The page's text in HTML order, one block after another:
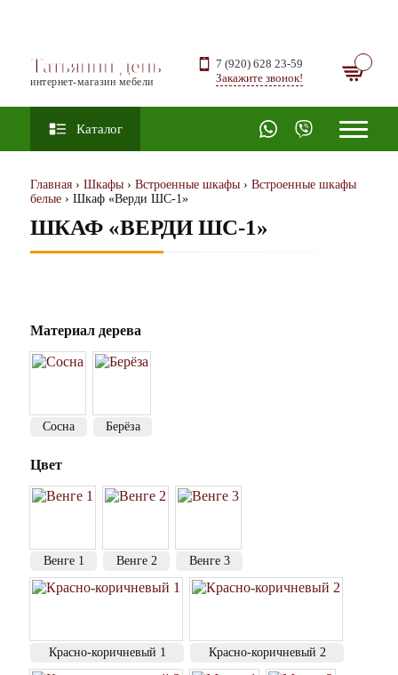
Татьянин день
интернет-магазин мебели
7 (920) 628 23-59
Закажите звонок!
Каталог
Главная › Шкафы › Встроенные шкафы › Встроенные шкафы
белые › Шкаф «Верди ШС-1»
ШКАФ «ВЕРДИ ШС-1»
Материал дерева
Сосна Берёза
Цвет
Венге 1 Венге 2 Венге 3
Красно-коричневый 1 Красно-коричневый 2